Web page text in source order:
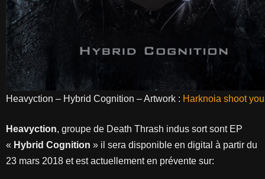
Heavyction – Hybrid Cognition – Artwork : Harknoia shoot you
Heavyction, groupe de Death Thrash indus sort sont EP
« Hybrid Cognition » il sera disponible en digital à partir du
23 mars 2018 et est actuellement en prévente sur: